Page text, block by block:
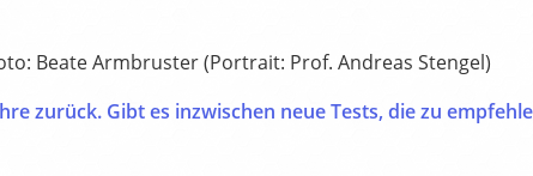
Beate Armbruster (Portrait: Prof. Andreas Stengel)
zurück. Gibt es inzwischen neue Tests, die zu